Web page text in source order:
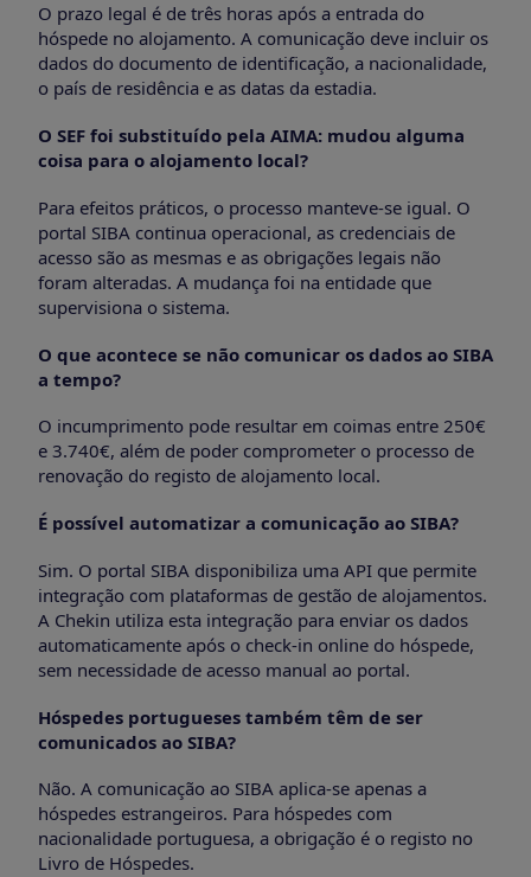
O prazo legal é de três horas após a entrada do
hóspede no alojamento. A comunicação deve incluir os
dados do documento de identificação, a nacionalidade,
o país de residência e as datas da estadia.
O SEF foi substituído pela AIMA: mudou alguma
coisa para o alojamento local?
Para efeitos práticos, o processo manteve-se igual. O
portal SIBA continua operacional, as credenciais de
acesso são as mesmas e as obrigações legais não
foram alteradas. A mudança foi na entidade que
supervisiona o sistema.
O que acontece se não comunicar os dados ao SIBA
a tempo?
O incumprimento pode resultar em coimas entre 250€
e 3.740€, além de poder comprometer o processo de
renovação do registo de alojamento local.
É possível automatizar a comunicação ao SIBA?
Sim. O portal SIBA disponibiliza uma API que permite
integração com plataformas de gestão de alojamentos.
A Chekin utiliza esta integração para enviar os dados
automaticamente após o check-in online do hóspede,
sem necessidade de acesso manual ao portal.
Hóspedes portugueses também têm de ser
comunicados ao SIBA?
Não. A comunicação ao SIBA aplica-se apenas a
hóspedes estrangeiros. Para hóspedes com
nacionalidade portuguesa, a obrigação é o registo no
Livro de Hóspedes.